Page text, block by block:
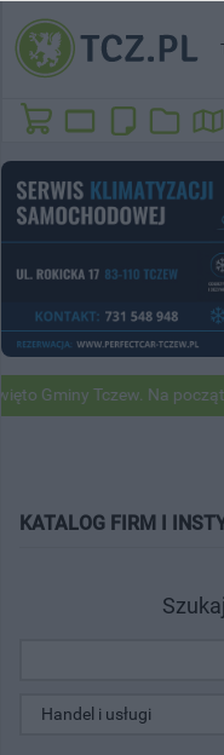
Gminy Tczew. Na
KATALOG FIRM I